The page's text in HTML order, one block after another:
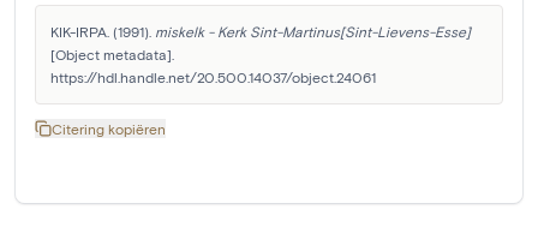
KIK-IRPA. (1991). miskelk - Kerk Sint-Martinus[Sint-Lievens-Esse]
[Object metadata].
https://hdl.handle.net/20.500.14037/object.24061
Citering kopiëren